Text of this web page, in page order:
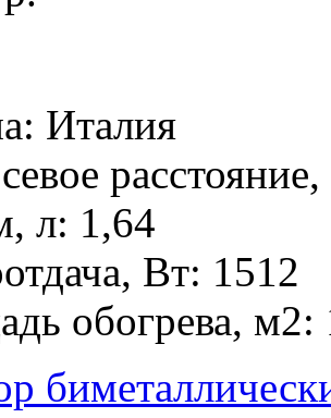
Италия
л: 1,64
Вт: 1512
обогрева, м2: